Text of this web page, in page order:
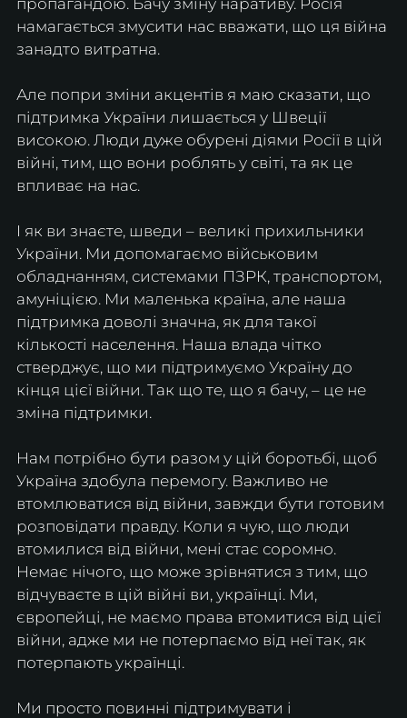
пропагандою. Бачу зміну наративу. Росія
намагається змусити нас вважати, що ця війна
занадто витратна.
Але попри зміни акцентів я маю сказати, що
підтримка України лишається у Швеції
високою. Люди дуже обурені діями Росії в цій
війні, тим, що вони роблять у світі, та як це
впливає на нас.
І як ви знаєте, шведи – великі прихильники
України. Ми допомагаємо військовим
обладнанням, системами ПЗРК, транспортом,
амуніцією. Ми маленька країна, але наша
підтримка доволі значна, як для такої
кількості населення. Наша влада чітко
стверджує, що ми підтримуємо Україну до
кінця цієї війни. Так що те, що я бачу, – це не
зміна підтримки.
Нам потрібно бути разом у цій боротьбі, щоб
Україна здобула перемогу. Важливо не
втомлюватися від війни, завжди бути готовим
розповідати правду. Коли я чую, що люди
втомилися від війни, мені стає соромно.
Немає нічого, що може зрівнятися з тим, що
відчуваєте в цій війні ви, українці. Ми,
європейці, не маємо права втомитися від цієї
війни, адже ми не потерпаємо від неї так, як
потерпають українці.
Ми просто повинні підтримувати і